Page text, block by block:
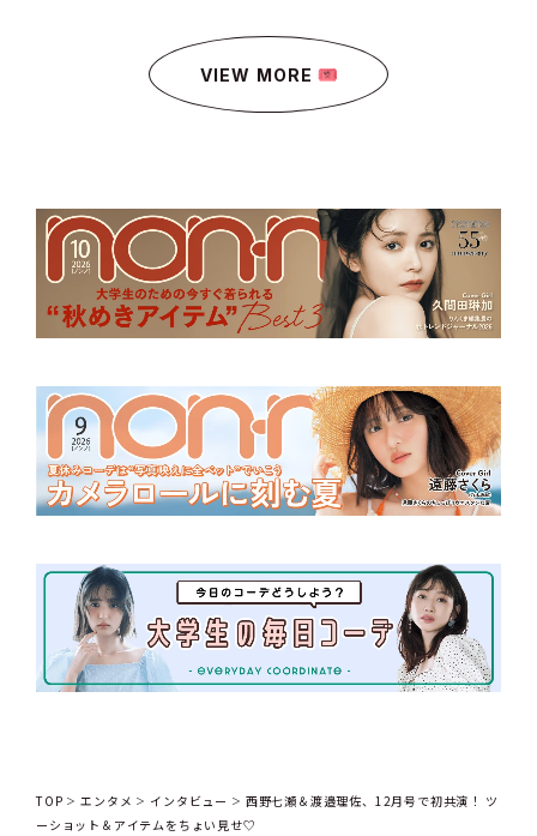
VIEW MORE
TOP エンタメ インタビュー
西野七瀬＆渡邉理佐、12月号で初共演！ ツ
ーショット＆アイテムをちょい見せ♡